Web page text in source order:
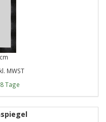
MWST
Tage